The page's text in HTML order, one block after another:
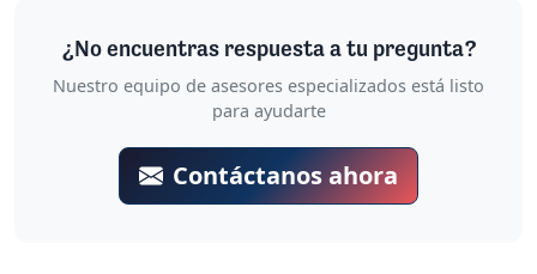
¿No encuentras respuesta a tu pregunta?
Nuestro equipo de asesores especializados está listo
para ayudarte
Contáctanos ahora